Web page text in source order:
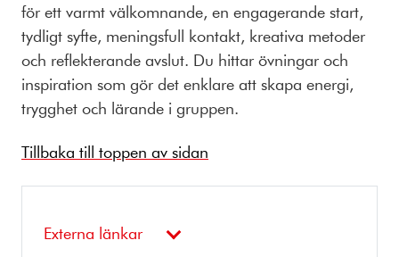
för ett varmt välkomnande, en engagerande start,
tydligt syfte, meningsfull kontakt, kreativa metoder
och reflekterande avslut. Du hittar övningar och
inspiration som gör det enklare att skapa energi,
trygghet och lärande i gruppen.
Tillbaka till toppen av sidan
Externa länkar